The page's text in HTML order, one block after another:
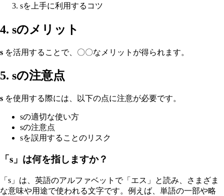
sを上手に利用するコツ
4. sのメリット
s を活用することで、〇〇なメリットが得られます。
5. sの注意点
s を使用する際には、以下の点に注意が必要です。
sの適切な使い方
sの注意点
sを誤用することのリスク
「s」は何を指しますか？
「s」は、英語のアルファベットで「エス」と読み、さまざま
な意味や用途で使われる文字です。例えば、単語の一部や略